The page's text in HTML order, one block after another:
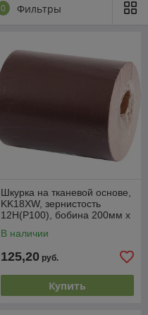
0 Фильтры
Шкурка на тканевой основе,
KK18XW, зернистость
12Н(P100), бобина 200мм х
Россия
В наличии
125,20 руб.
Купить